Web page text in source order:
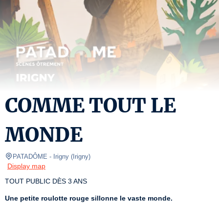
COMME TOUT LE
MONDE
PATADÔME - Irigny ( Irigny)
Display map
TOUT PUBLIC DÈS 3 ANS
Une petite roulotte rouge sillonne le vaste monde.